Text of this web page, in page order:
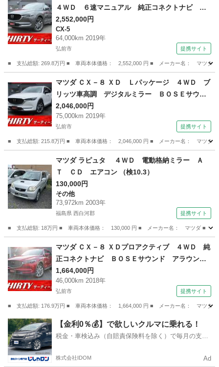
４ＷＤ ６速マニュアル 純正コネクトナビ パ
ノラミックビュー 後席モニター レーダークル
ーズ ＢＯＳＥサウンド 本杢パネル パワーバ
ックドア ナッパレザーシート 前後シートヒー
ター ＬＥＤヘッドライト （車検整備付）
2,552,000円
CX-5
64,000km 2019年
弘前市 提携サイト
■ 支払総額: 269.8万円 ■ 車両本体価格： 2,552,000 円 ■ メーカー名： マツ
CX-5
マツダ ＣＸ－８ ＸＤ Ｌパッケージ ４ＷＤ ブ
リッツ車高調 デジタルミラー ＢＯＳＥサウン
ド 後席モニター ドラレコ パノラミックビュ
ー パワーバックドア レーダークルーズ 革シ
ート ＬＥＤヘッドライト 前後フォグ パドル
シフト ＥＴＣ （検10.2）
2,046,000円
75,000km 2019年
弘前市 提携サイト
■ 支払総額: 215.8万円 ■ 車両本体価格： 2,046,000 円 ■ メーカー名： マツ
マツダ
マツダ ラピュタ ４ＷＤ 電動格納ミラー Ａ
Ｔ ＣＤ エアコン （検10.3）
130,000円
その他
73,972km 2003年
福島県 西白河郡 提携サイト
■ 支払総額: 18万円 ■ 車両本体価格： 130,000 円 ■ メーカー名： マツダ ■
その他
マツダ ＣＸ－８ ＸＤプロアクティブ ４ＷＤ 純
正コネクトナビ ＢＯＳＥサウンド アラウンド
ビュー 後席モニター レーダークルーズ パワ
ーバックドア ＥＴＣ 前側ドラレコ シートヒ
ーター ＬＥＤヘッドライト バックフォグ ハ
ンドルヒーター （検9.1）
1,664,000円
46,000km 2018年
弘前市 提携サイト
■ 支払総額: 176.9万円 ■ 車両本体価格： 1,664,000 円 ■ メーカー名： マツダ
青森 弘前市 マツダ
【金利0％💰】で欲しいクルマに乗れる！
税金・車検込み（自賠責保険料を除く）で毎月の支払
株式会社IDOM Ad